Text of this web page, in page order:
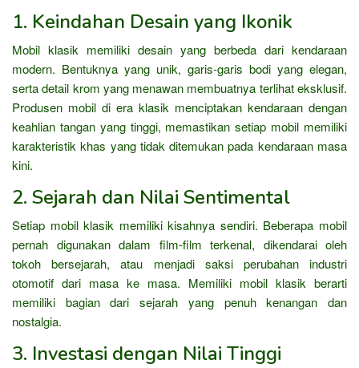
1. Keindahan Desain yang Ikonik
Mobil klasik memiliki desain yang berbeda dari kendaraan
modern. Bentuknya yang unik, garis-garis bodi yang elegan,
serta detail krom yang menawan membuatnya terlihat eksklusif.
Produsen mobil di era klasik menciptakan kendaraan dengan
keahlian tangan yang tinggi, memastikan setiap mobil memiliki
karakteristik khas yang tidak ditemukan pada kendaraan masa
kini.
2. Sejarah dan Nilai Sentimental
Setiap mobil klasik memiliki kisahnya sendiri. Beberapa mobil
pernah digunakan dalam film-film terkenal, dikendarai oleh
tokoh bersejarah, atau menjadi saksi perubahan industri
otomotif dari masa ke masa. Memiliki mobil klasik berarti
memiliki bagian dari sejarah yang penuh kenangan dan
nostalgia.
3. Investasi dengan Nilai Tinggi